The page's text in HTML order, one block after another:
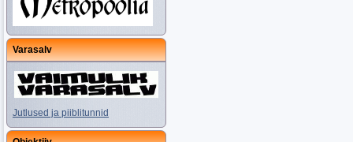
Varasalv
Jutlused ja piiblitunnid